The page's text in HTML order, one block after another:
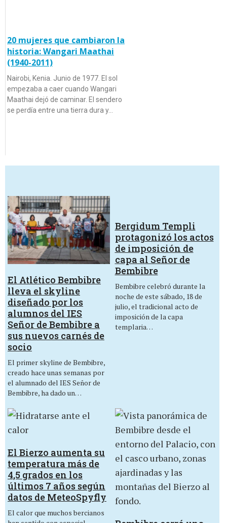
20 mujeres que cambiaron la
historia: Wangari Maathai
(1940-2011)
Nairobi, Kenia. Junio de 1977. El sol
empezaba a caer cuando Wangari
Maathai dejó de caminar. El sendero
se perdía entre una tierra dura y…
El Atlético Bembibre
lleva el skyline
diseñado por los
alumnos del IES
Señor de Bembibre a
sus nuevos carnés de
socio
El primer skyline de Bembibre,
creado hace unas semanas por
el alumnado del IES Señor de
Bembibre, ha dado un…
Bergidum Templi
protagonizó los actos
de imposición de
capa al Señor de
Bembibre
Bembibre celebró durante la
noche de este sábado, 18 de
julio, el tradicional acto de
imposición de la capa
templaria…
El Bierzo aumenta su
temperatura más de
4,5 grados en los
últimos 7 años según
datos de MeteoSpyfly
El calor que muchos bercianos